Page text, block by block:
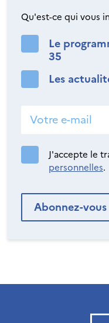
Qu'est-ce qui vous
Le
35
Les
J'accepte le
personnelles.